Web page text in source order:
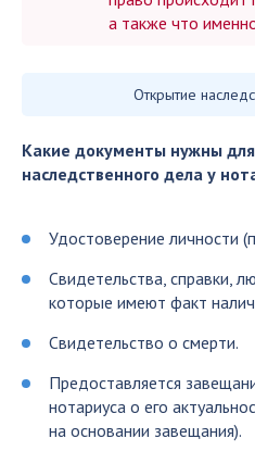
а также что
Открытие
Какие документы нужны
наследственного дела у
Удостоверение личности
Свидетельства, справки,
которые имеют факт
Свидетельство о смерти.
Предоставляется
нотариуса о его
на основании завещания).